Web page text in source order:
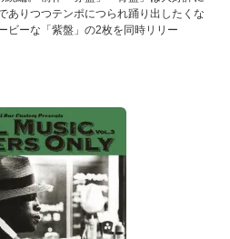
ありつつテンポにつられ踊り出したくな
ビーな「紫盤」の2枚を同時リリー